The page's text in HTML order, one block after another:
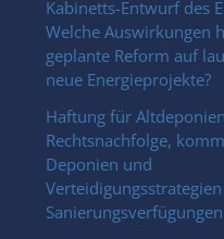
Kabinetts-Entwurf des
Welche Auswirkungen
geplante Reform auf
neue Energieprojekte?
Haftung für
Rechtsnachfolge,
Deponien und
Verteidigungsstrategien
Sanierungsverfügungen